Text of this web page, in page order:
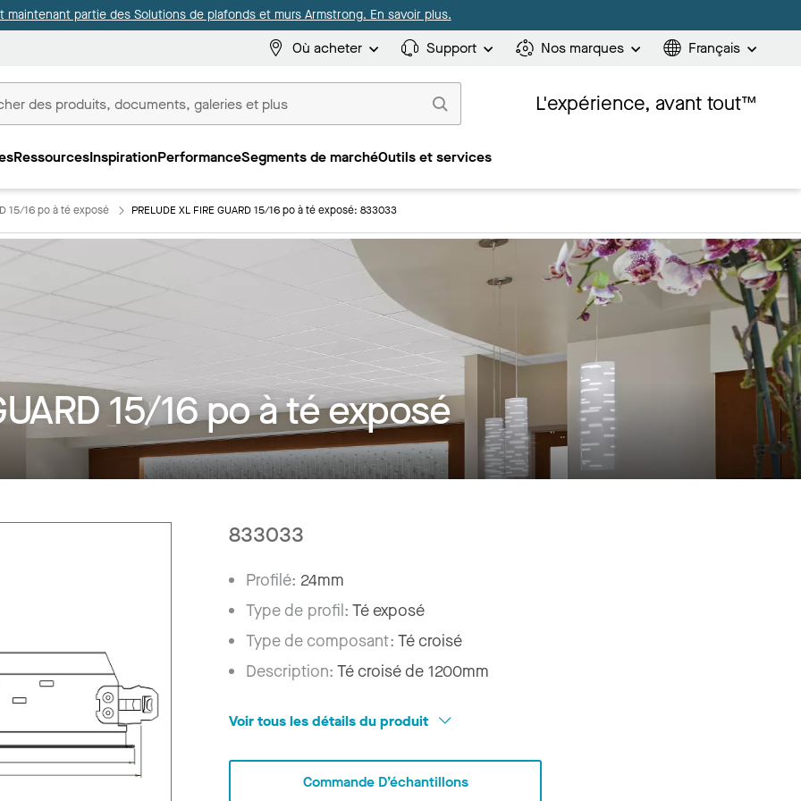
maintenant partie des Solutions de plafonds et murs Armstrong. En savoir plus.
Où acheter Support Nos marques Français
L'expérience, avant tout™
RessourcesInspirationPerformanceSegments de marchéOutils et services
15/16 po à té exposé PRELUDE XL FIRE GUARD 15/16 po à té exposé: 833033
15/16 po à té exposé
833033
Profilé: 24mm
Type de profil:Té exposé
Type de composant:Té croisé
Description:Té croisé de 1200mm
Voir tous les détails du produit
Commande D’échantillons